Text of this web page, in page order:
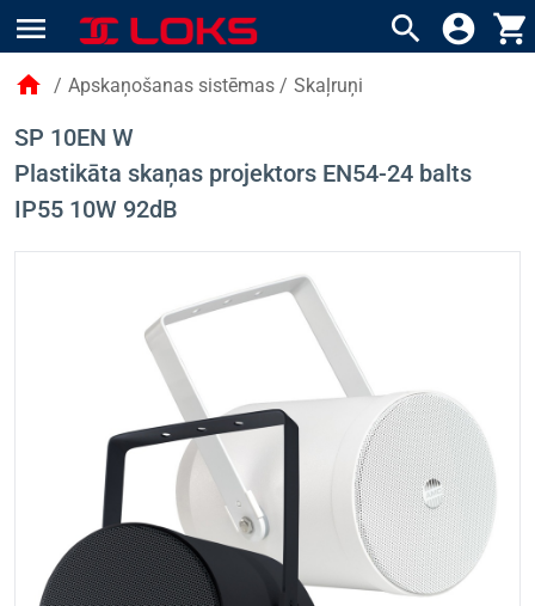
menu search account_circle shopping_cart
home / Apskaņošanas sistēmas / Skaļruņi
SP 10EN W
Plastikāta skaņas projektors EN54-24 balts
IP55 10W 92dB